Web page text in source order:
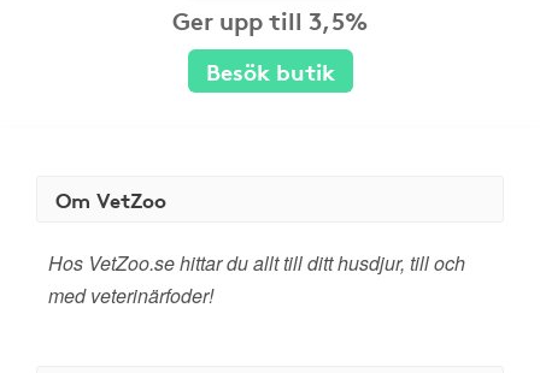
Ger upp till 3,5%
Besök butik
Om VetZoo
Hos VetZoo.se hittar du allt till ditt husdjur, till och
med veterinärfoder!